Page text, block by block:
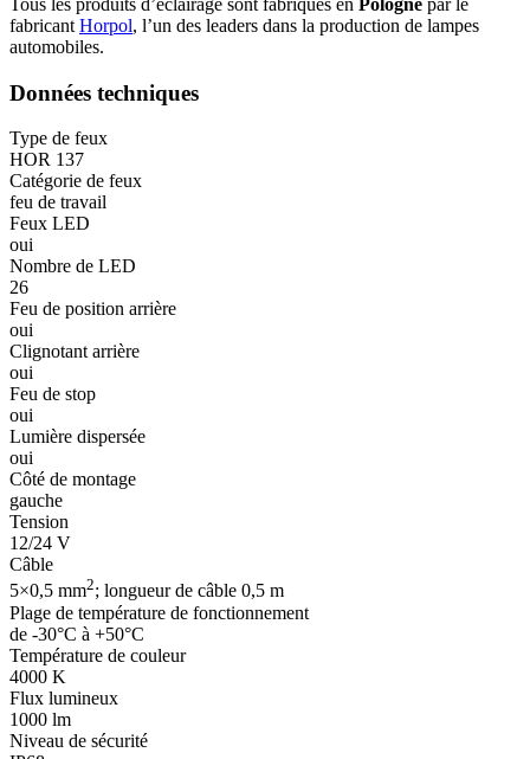
Tous les produits d’éclairage sont fabriqués en Pologne par le
fabricant Horpol, l’un des leaders dans la production de lampes
automobiles.
Données techniques
Type de feux
HOR 137
Catégorie de feux
feu de travail
Feux LED
oui
Nombre de LED
26
Feu de position arrière
oui
Clignotant arrière
oui
Feu de stop
oui
Lumière dispersée
oui
Côté de montage
gauche
Tension
12/24 V
Câble
5×0,5 mm2; longueur de câble 0,5 m
Plage de température de fonctionnement
de -30°C à +50°C
Température de couleur
4000 K
Flux lumineux
1000 lm
Niveau de sécurité